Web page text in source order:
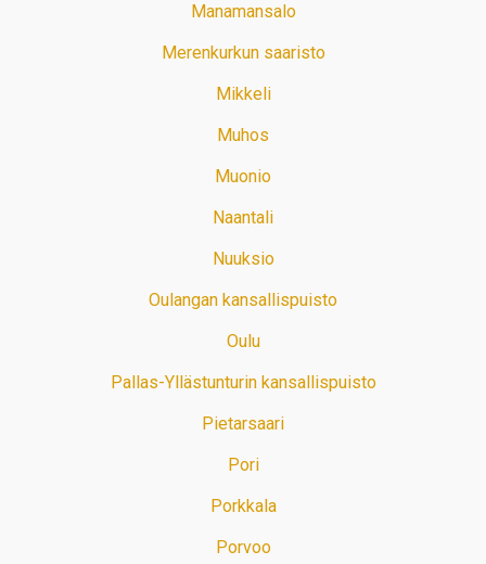
Manamansalo
Merenkurkun saaristo
Mikkeli
Muhos
Muonio
Naantali
Nuuksio
Oulangan kansallispuisto
Oulu
Pallas-Yllästunturin kansallispuisto
Pietarsaari
Pori
Porkkala
Porvoo